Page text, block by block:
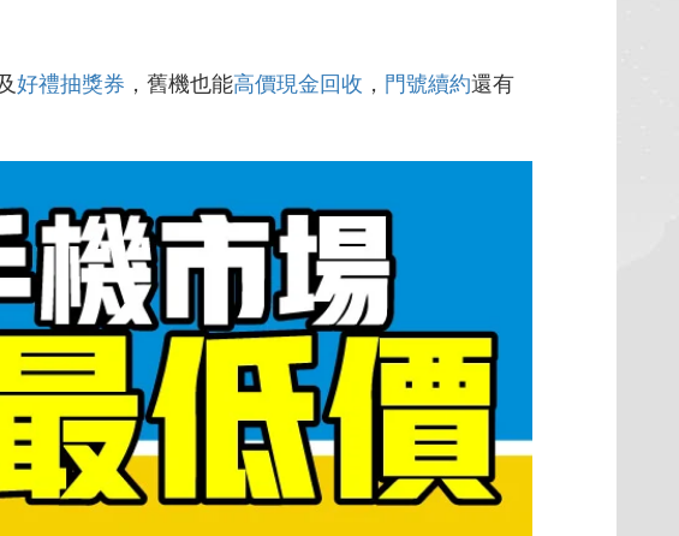
好禮抽獎券 ，舊機也能高價現金回收 ， 門號續約還有